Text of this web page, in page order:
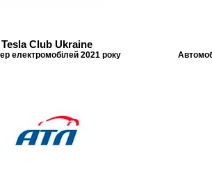
Tesla Club Ukraine
електромобілей 2021 року